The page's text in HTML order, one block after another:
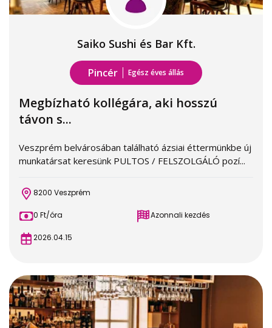
Saiko Sushi és Bar Kft.
Pincér Egész éves állás
Megbízható kollégára, aki hosszú
távon s...
Veszprém belvárosában található ázsiai éttermünkbe új
munkatársat keresünk PULTOS / FELSZOLGÁLÓ pozí...
8200 Veszprém
0 Ft/óra Azonnali kezdés
2026.04.15